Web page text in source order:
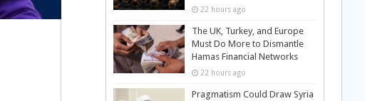
22 hours ago
The UK, Turkey, and Europe
Must Do More to Dismantle
Hamas Financial Networks
22 hours ago
Pragmatism Could Draw Syria